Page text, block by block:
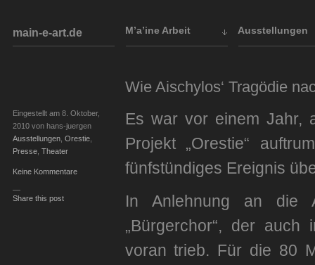
main-e-art.de M’a’ine Arbeit Ausstellungen
Wie Aischylos‘ Tragödie
Eingestellt am 8. Oktober,
2010 von hans-juergen
Ausstellungen, Orestie,
Presse, Theater
Keine Kommentare
—
Share this post
Es war vor einem Jahr,
Projekt „Orestie“
fünfstündiges Ereignis
In Anlehnung an die
„Bürgerchor“, der
voran trieb. Für die 80